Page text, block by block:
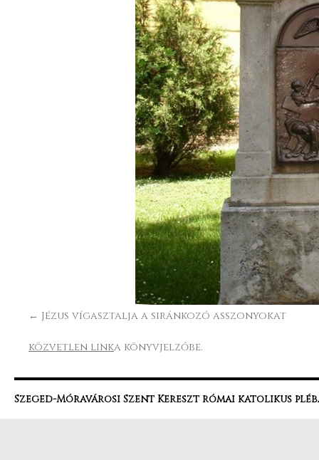
Jézus vígasztalja a siránkozó asszonyokat
közvetlen linka könyvjelzőbe.
Szeged-Móravárosi Szent Kereszt római katolikus